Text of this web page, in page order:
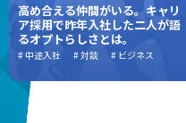
高め合える仲間がいる。キャリ
ア採用で昨年入社した二人が語
るオプトらしさとは。
# 中途入社 # 対談 # ビジネス